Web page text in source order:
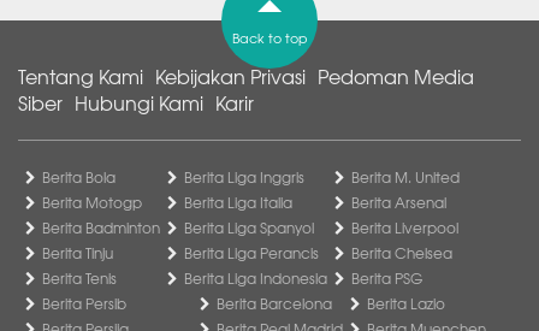
Back to top
Tentang Kami Kebijakan Privasi Pedoman Media
Siber Hubungi Kami Karir
Berita Bola
Berita Motogp
Berita Badminton
Berita Tinju
Berita Tenis
Berita Liga Inggris
Berita Liga Italia
Berita Liga Spanyol
Berita Liga Perancis
Berita Liga Indonesia
Berita M. United
Berita Arsenal
Berita Liverpool
Berita Chelsea
Berita PSG
Berita Persib
Berita Barcelona
Berita Lazio